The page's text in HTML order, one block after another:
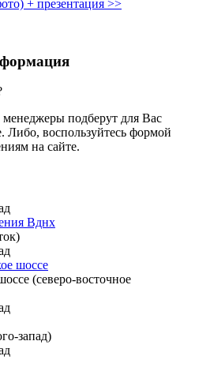
+ презентация >>
подберут для Вас
Либо, воспользуйтесь формой
на сайте.
Вднх
шоссе
(северо-восточное
запад)